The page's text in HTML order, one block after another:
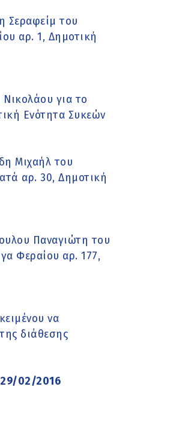
Σεραφείμ του
αρ. 1, Δημοτική
για το
Ενότητα Συκεών
Μιχαήλ του
αρ. 30, Δημοτική
Παναγιώτη του
Φεραίου αρ. 177,
να
διάθεσης
29/02/2016